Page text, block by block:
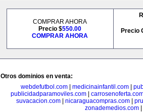
COMPRAR AHORA
Precio $550.00
COMPRAR AHORA
Precio
Otros dominios en venta:
webdefutbol.com
medicinainfantil.com
publicidadparamoviles.com
suvacacion.com| nicaraguacompras.com|
zonademedios.com|